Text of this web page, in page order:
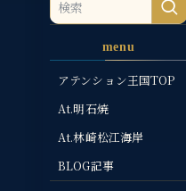
menu
アテンション王国TOP
At.明石焼
At.林崎松江海岸
BLOG記事